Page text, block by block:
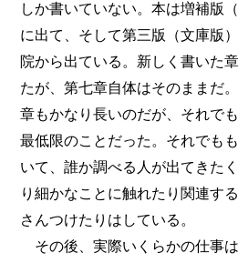
しか書いていない。本は増補版
に出て、そして第三版（文庫版
院から出ている。新しく書いた
たが、第七章自体はそのままだ
章もかなり長いのだが、それで
最低限のことだった。それでも
いて、誰か調べる人が出てきた
り細かなことに触れたり関連す
さんつけたりはしている。
その後、実際いくらかの仕事